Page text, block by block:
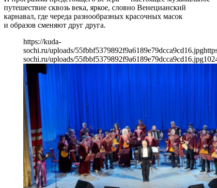
путешествие сквозь века, яркое, словно Венецианский
карнавал, где череда разнообразных красочных масок
и образов сменяют друг друга.
https://kuda-
sochi.ru/uploads/55fbbf5379892f9a6189e79dcca9cd16.jpg
sochi.ru/uploads/55fbbf5379892f9a6189e79dcca9cd16.jpg